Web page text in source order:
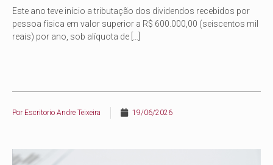
Este ano teve início a tributação dos dividendos recebidos por
pessoa física em valor superior a R$ 600.000,00 (seiscentos mil
reais) por ano, sob alíquota de […]
Por Escritorio Andre Teixeira 19/06/2026